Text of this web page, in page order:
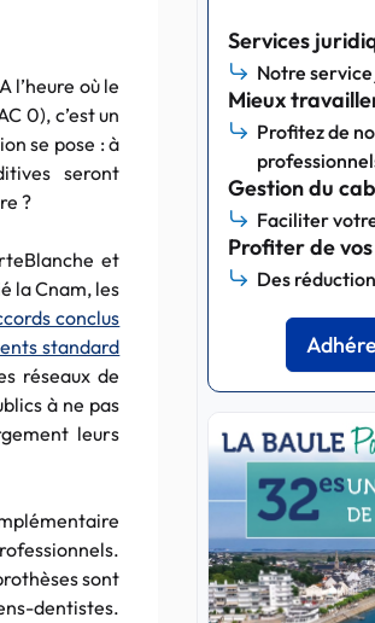
A l’heure où le
0), c’est un
se pose : à
seront
?
et
la Cnam, les
conclus
standard
réseaux de
à ne pas
leurs
sont
dentistes.
Services
Notre
Mieux
Profitez de
Gestion du
Faciliter
Profiter de
Des